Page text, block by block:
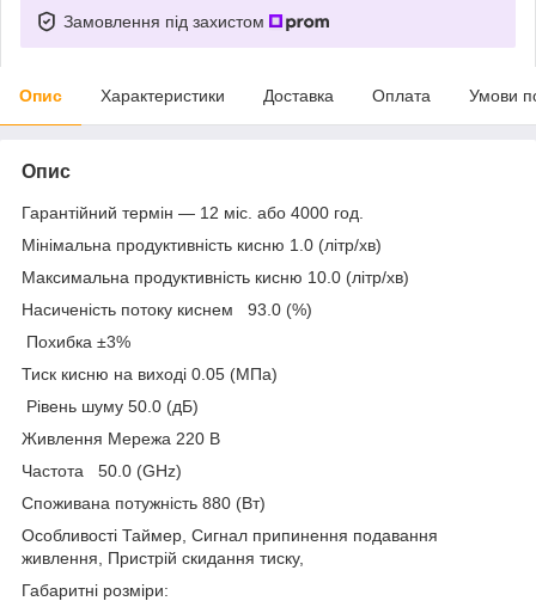
Замовлення під захистом
Опис Характеристики Доставка Оплата Умови
Опис
Гарантійний термін — 12 міс. або 4000 год.
Мінімальна продуктивність кисню 1.0 (літр/хв)
Максимальна продуктивність кисню 10.0 (літр/хв)
Насиченість потоку киснем 93.0 (%)
Похибка ±3%
Тиск кисню на виході 0.05 (МПа)
Рівень шуму 50.0 (дБ)
Живлення Мережа 220 В
Частота 50.0 (GHz)
Споживана потужність 880 (Вт)
Особливості Таймер, Сигнал припинення подавання
живлення, Пристрій скидання тиску,
Габаритні розміри: